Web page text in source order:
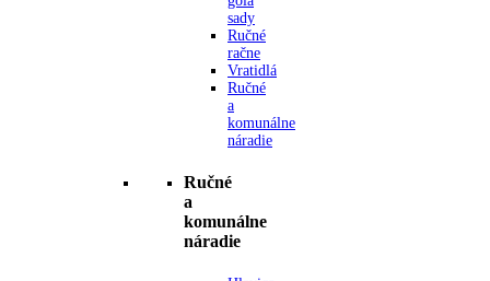
sady
Ručné
račne
Vratidlá
Ručné
a
komunálne
náradie
Ručné
a
komunálne
náradie